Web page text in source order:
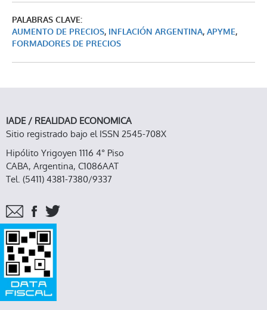
PALABRAS CLAVE:
AUMENTO DE PRECIOS, INFLACIÓN ARGENTINA, APYME,
FORMADORES DE PRECIOS
IADE / REALIDAD ECONOMICA
Sitio registrado bajo el ISSN 2545-708X
Hipólito Yrigoyen 1116 4° Piso
CABA, Argentina, C1086AAT
Tel. (5411) 4381-7380/9337